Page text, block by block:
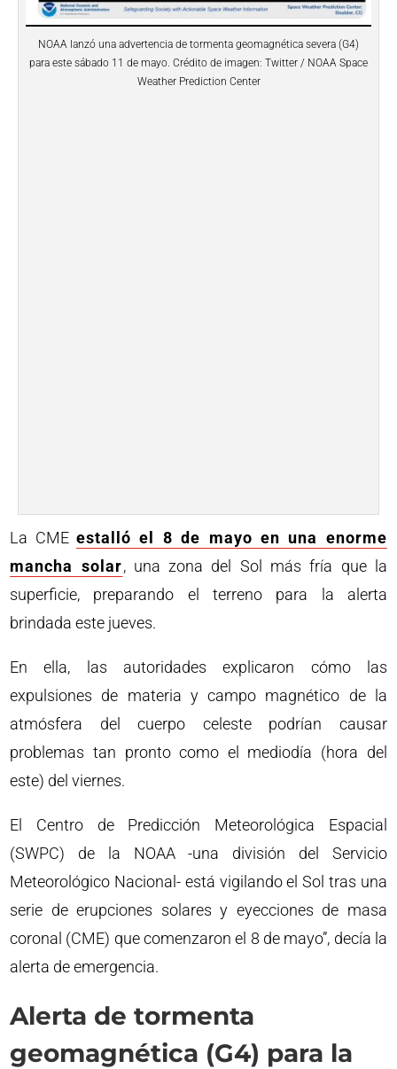
NOAA lanzó una advertencia de tormenta geomagnética severa (G4)
para este sábado 11 de mayo. Crédito de imagen: Twitter / NOAA Space
Weather Prediction Center
La CMEestalló el 8 de mayo en una enorme
mancha solar, una zona del Sol más fría que la
superficie, preparando el terreno para la alerta
brindada este jueves.
En ella, las autoridades explicaron cómo las
expulsiones de materia y campo magnético de la
atmósfera del cuerpo celeste podrían causar
problemas tan pronto como el mediodía (hora del
este) del viernes.
El Centro de Predicción Meteorológica Espacial
(SWPC) de la NOAA -una división del Servicio
Meteorológico Nacional- está vigilando el Sol tras una
serie de erupciones solares y eyecciones de masa
coronal (CME) que comenzaron el 8 de mayo”, decía la
alerta de emergencia.
Alerta de tormenta
geomagnética (G4) para la